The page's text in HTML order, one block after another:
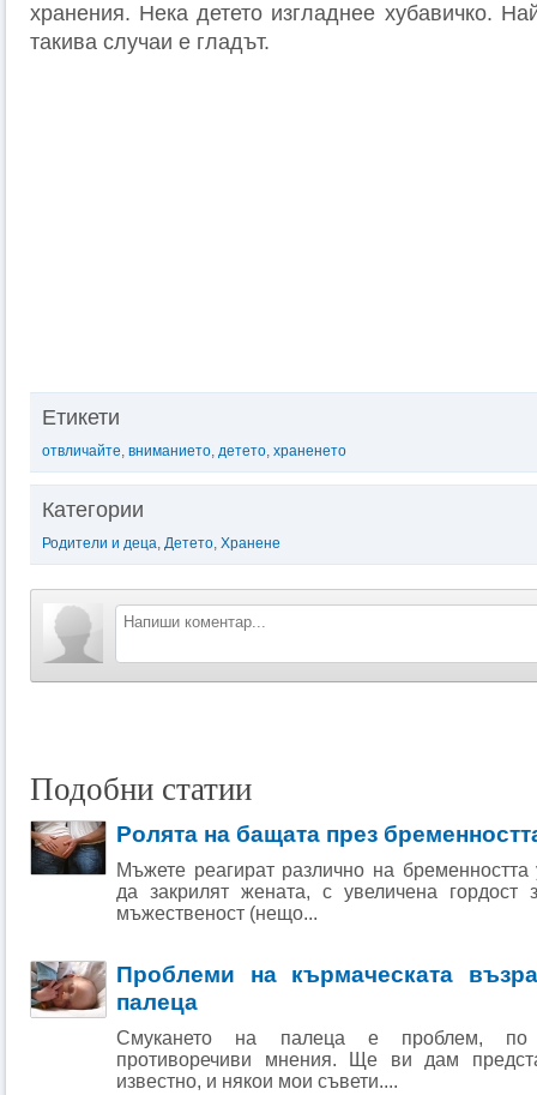
хранения. Нека детето изгладнее хубавичко.
такива случаи е гладът.
Етикети
отвличайте, вниманието, детето, храненето
Категории
Родители и деца, Детето, Хранене
Подобни статии
Ролята на бащата през
Мъжете реагират различно на
да закрилят жената, с увеличена гордост
мъжественост (нещо...
Проблеми на кърмаческата
палеца
Смукането на палеца е проблем, по
противоречиви мнения. Ще ви дам
известно, и някои мои съвети....